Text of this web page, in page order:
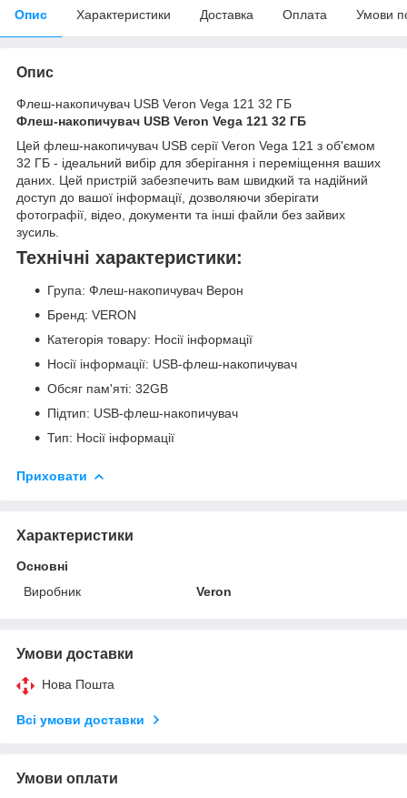
Опис Характеристики Доставка Оплата Умови
Опис
Флеш-накопичувач USB Veron Vega 121 32 ГБ
Флеш-накопичувач USB Veron Vega 121 32 ГБ
Цей флеш-накопичувач USB серії Veron Vega 121 з об'ємом
32 ГБ - ідеальний вибір для зберігання і переміщення ваших
даних. Цей пристрій забезпечить вам швидкий та надійний
доступ до вашої інформації, дозволяючи зберігати
фотографії, відео, документи та інші файли без зайвих
зусиль.
Технічні характеристики:
Група: Флеш-накопичувач Верон
Бренд: VERON
Категорія товару: Носії інформації
Носії інформації: USB-флеш-накопичувач
Обсяг пам'яті: 32GB
Підтип: USB-флеш-накопичувач
Тип: Носії інформації
Приховати
Характеристики
Основні
Виробник
Veron
Умови доставки
Нова Пошта
Всі умови доставки
Умови оплати